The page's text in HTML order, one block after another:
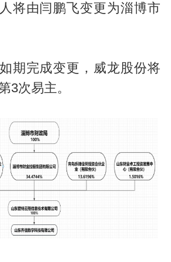
将由闫鹏飞变更为淄博市
期完成变更，威龙股份将
3次易主。